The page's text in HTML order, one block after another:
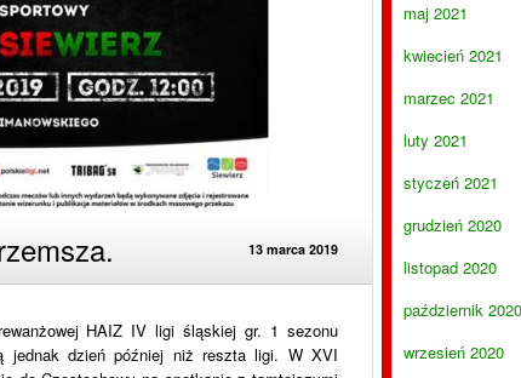
13 marca 2019
HAIZ IV ligi śląskiej gr. 1 sezonu
jednak dzień później niż reszta ligi. W XVI
maj 2021
kwiecień 2021
marzec 2021
luty 2021
styczeń 2021
grudzień 2020
listopad 2020
październik 2020
wrzesień 2020